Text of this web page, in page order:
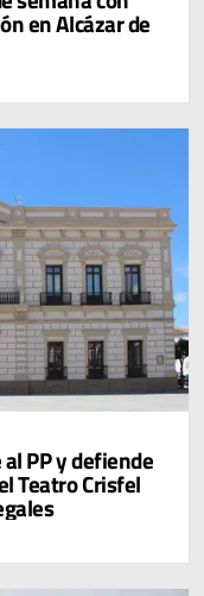
en Alcázar de
PP y defiende
Teatro Crisfel